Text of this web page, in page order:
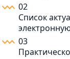
02
Список
03